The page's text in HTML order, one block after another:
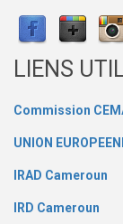
LIENS
Commission
UNION
IRAD Cameroun
IRD Cameroun